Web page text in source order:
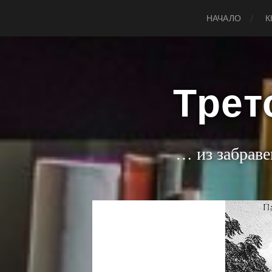
НАЧАЛО
… из